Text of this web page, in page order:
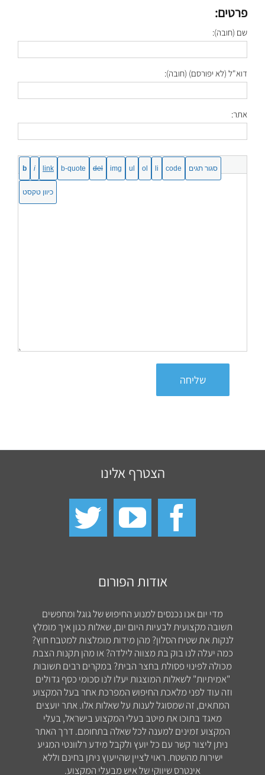
פרטים:
שם (חובה):
דוא"ל (לא יפורסם) (חובה):
אתר:
שליחה
הצטרף אלינו
אודות הפורום
מדי יום אנו נכנסים למנוע החיפוש של גוגל ומחפשים
תשובה מקצועית לבעיות היום יום, שאלות כגון איך מומלץ
לנקות את שטיח הסלון? מהן מידות מומלצות למטבח חוץ?
כמה יעלה לנו בוק בת מצווה לילדה? או מהן תקנות הצבת
מכולה לפינוי פסולת בחצר הבית? במקרים רבים תשובות
"אמיתיות" לשאלות המוצגות יעלו לנו סכומי כסף גדולים
וזה עוד לפני מלאכת החיפוש המפרכת אחר בעל המקצוע
המתאים, זה שמסוגל לענות על שאלות אלו. אתר יועצים
מאגד בתוכו את מיטב בעלי המקצוע בישראל, בעלי
המקצוע זמינים למענה לכל שאלה בתחומם. דרך האתר
ניתן ליצור קשר עם כל יועץ ולקבל מידע רלוונטי המגיע
ישירות מהשטח. ראוי לציין שהייעוץ ניתן בחינם וללא
אינטרס שיווקי של איש מבעלי המקצוע.